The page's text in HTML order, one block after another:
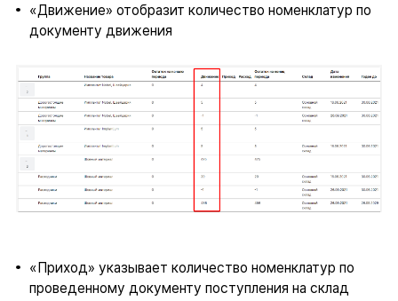
«Движение» отобразит количество номенклатур по
документу движения
«Приход» указывает количество номенклатур по
проведенному документу поступления на склад